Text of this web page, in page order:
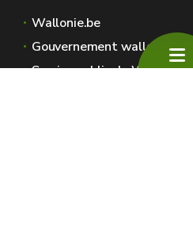
Wallonie.be
Gouvernement wallon
Service public de Wallonie